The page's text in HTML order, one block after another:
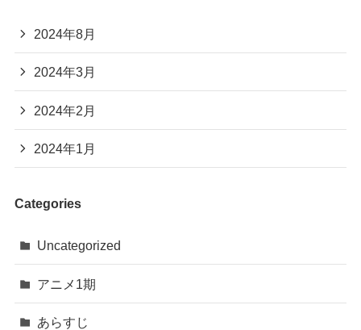
2024年8月
2024年3月
2024年2月
2024年1月
Categories
Uncategorized
アニメ1期
あらすじ